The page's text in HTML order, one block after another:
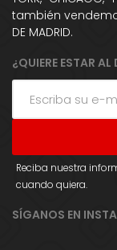
también vendemos
DE MADRID.
¿QUIERE ESTAR
Reciba nuestra
cuando quiera.
SÍGANOS EN